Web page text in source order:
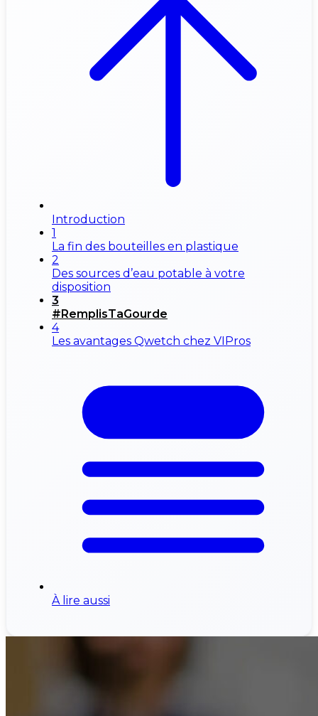
Introduction
1
La fin des bouteilles en plastique
2
Des sources d’eau potable à votre
disposition
3
#RemplisTaGourde
4
Les avantages Qwetch chez VIPros
À lire aussi